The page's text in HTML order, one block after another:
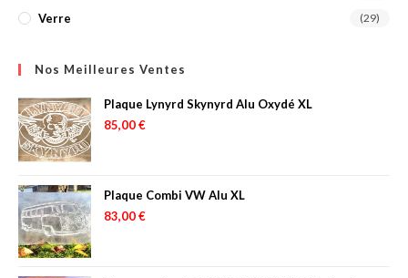
Verre (29)
Nos Meilleures Ventes
Plaque Lynyrd Skynyrd Alu Oxydé XL
85,00€
Plaque Combi VW Alu XL
83,00€